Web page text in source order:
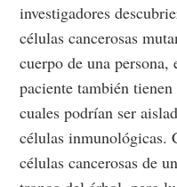
investigadores
células cancerosas
cuerpo de una persona,
paciente también
cuales podrían ser
células inmunológicas.
células cancerosas de